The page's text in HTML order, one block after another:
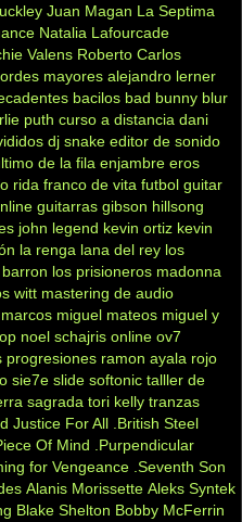
Juan Magan La Septima
Natalia Lafourcade
Valens Roberto Carlos
mayores alejandro lerner
bacilos bad bunny blur
puth curso a distancia dani
dj snake editor de sonido
de la fila enjambre eros
rida franco de vita futbol guitar
guitarras gibson hillsong
john legend kevin ortiz kevin
la renga lana del rey los
los prisioneros madonna
witt mastering de audio
miguel mateos miguel y
noel schajris online ov7
progresiones ramon ayala rojo
sie7e slide softonic talller de
sagrada tori kelly tranzas
Justice For All .British Steel
Of Mind
.Purpendicular
for Vengeance .Seventh Son
Alanis Morissette Aleks Syntek
Blake Shelton Bobby McFerrin